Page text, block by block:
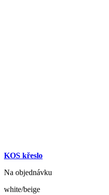
KOS křeslo
Na objednávku
white/beige